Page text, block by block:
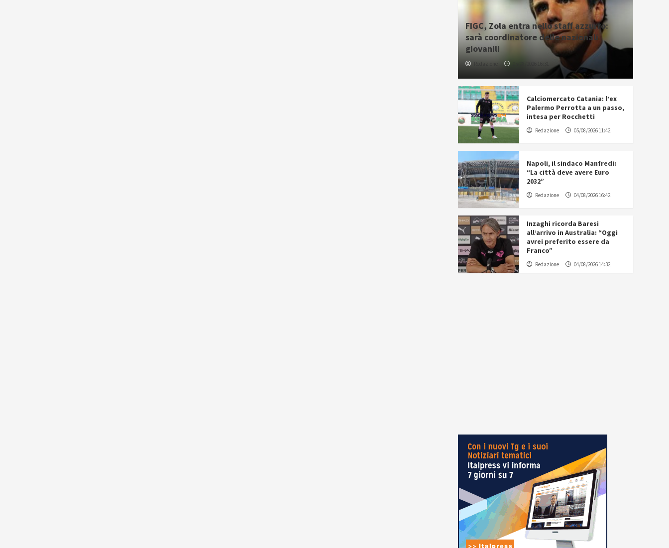
FIGC, Zola entra nello staff azzurro:
sarà coordinatore delle nazionali
giovanili
Redazione
Calciomercato Catania: l’ex
Palermo Perrotta a un passo,
intesa per Rocchetti
Redazione 05/08/2026 11:42
Napoli, il sindaco Manfredi:
“La città deve avere Euro
2032”
Redazione 04/08/2026 16:42
Inzaghi ricorda Baresi
all’arrivo in Australia: “Oggi
avrei preferito essere da
Franco”
Redazione 04/08/2026 14:32